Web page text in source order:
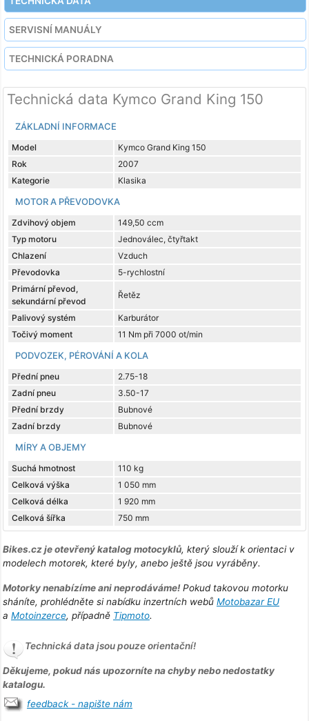
SERVISNÍ MANUÁLY
TECHNICKÁ PORADNA
Technická data Kymco Grand King 150
ZÁKLADNÍ INFORMACE
Model
Kymco Grand King 150
Rok
2007
Kategorie
Klasika
MOTOR A PŘEVODOVKA
Zdvihový objem
149,50 ccm
Typ motoru
Jednoválec, čtyřtakt
Chlazení
Vzduch
Převodovka
5-rychlostní
Primární převod,
sekundární převod
Řetěz
Palivový systém
Karburátor
Točivý moment
11 Nm při 7000 ot/min
PODVOZEK, PÉROVÁNÍ A KOLA
Přední pneu
2.75-18
Zadní pneu
3.50-17
Přední brzdy
Bubnové
Zadní brzdy
Bubnové
MÍRY A OBJEMY
Suchá hmotnost
110 kg
Celková výška
1 050 mm
Celková délka
1 920 mm
Celková šířka
750 mm
Bikes.cz je otevřený katalog motocyklů, který slouží k orientaci v
modelech motorek, které byly, anebo ještě jsou vyráběny.
Motorky nenabízíme ani neprodáváme!Pokud takovou motorku
sháníte, prohlédněte si nabídku inzertních webů Motobazar EU
a Motoinzerce, případně Tipmoto.
Technická data jsou pouze orientační!
Děkujeme, pokud nás upozorníte na chyby nebo nedostatky
katalogu.
feedback - napište nám